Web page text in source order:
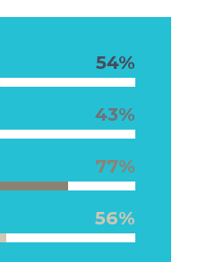
54%
43%
77%
56%